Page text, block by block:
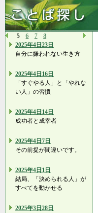
5 6 7
8
2025年4日23日
自分に嫌われない生き方
2025年4日16日
「すぐやる人」と「やれな
い人」の習慣
2025年4日14日
成功者と成幸者
2025年4日7日
その前提が間違いです。
2025年4日1日
結局、「決められる人」が
すべてを動かせる
2025年3日28日